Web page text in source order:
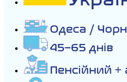
Одеса /
45–65 днів
Пенсійний +